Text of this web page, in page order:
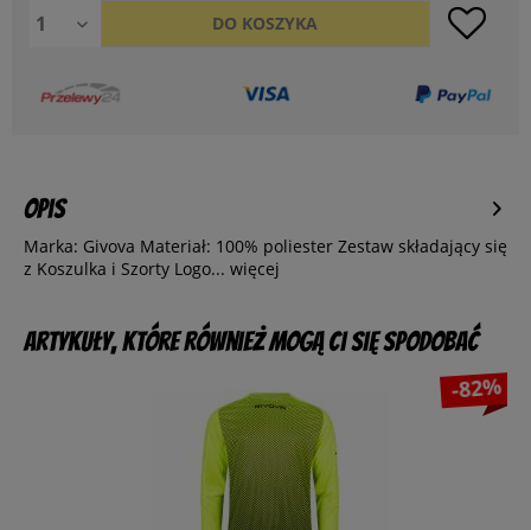
DO KOSZYKA
Opis
Marka: Givova Materiał: 100% poliester Zestaw składający się
z Koszulka i Szorty Logo... więcej
Artykuły, które również mogą Ci się spodobać
-82%